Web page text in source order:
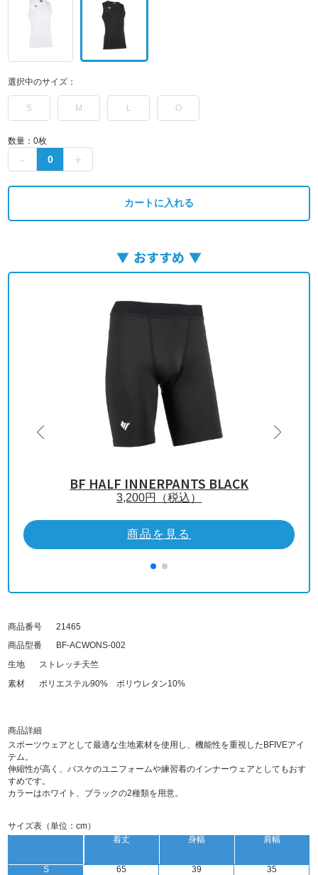
選択中のサイズ：
S M L O
数量：0枚
カートに入れる
おすすめ
BF HALF INNERPANTS BLACK
3,200円（税込）
商品を見る
商品番号
21465
商品型番
BF-ACWONS-002
生地
ストレッチ天竺
素材
ポリエステル90% ポリウレタン10%
商品詳細
スポーツウェアとして最適な生地素材を使用し、機能性を重視したBFIVEアイ
テム。
伸縮性が高く、バスケのユニフォームや練習着のインナーウェアとしてもおす
すめです。
カラーはホワイト、ブラックの2種類を用意。
サイズ表（単位：cm）
S
着丈
65
身幅
39
肩幅
35